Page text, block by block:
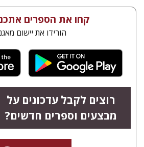
קחו את הספרים
הורידו את יישום
רוצים לקבל עדכונים על
מבצעים וספרים חדשים?